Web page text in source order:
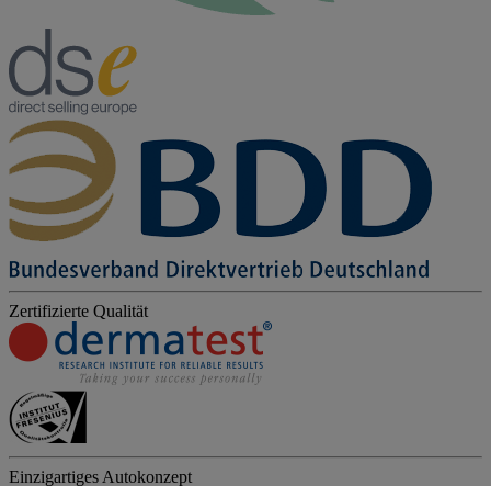
Zertifizierte Qualität
Einzigartiges Autokonzept